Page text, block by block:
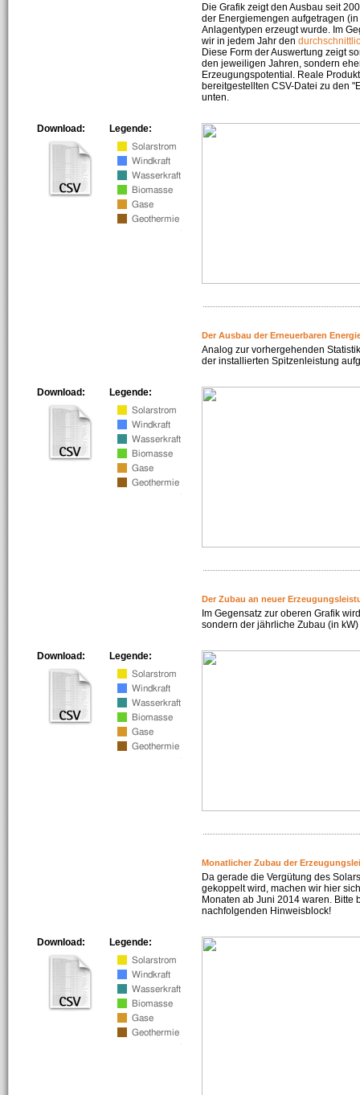
Die Grafik zeigt den Ausbau seit
der Energiemengen aufgetragen
Anlagentypen erzeugt wurde. Im
wir in jedem Jahr den
Diese Form der Auswertung zeigt
den jeweiligen Jahren, sondern
Erzeugungspotential. Reale
bereitgestellten CSV-Datei zu den
unten.
Legende:
Download:
Der Ausbau der Erneuerbaren
Analog zur vorhergehenden
der installierten Spitzenleistung
Legende:
Download:
Der Zubau an neuer
Im Gegensatz zur oberen Grafik
sondern der jährliche Zubau (in
Legende:
Download:
Monatlicher Zubau der
Da gerade die Vergütung des
gekoppelt wird, machen wir hier
Monaten ab Juni 2014 waren. Bitte
nachfolgenden Hinweisblock!
Legende:
Download: